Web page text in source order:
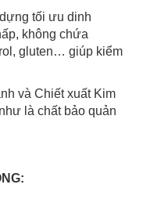
tối ưu dinh
không chứa
gluten… giúp kiểm
và Chiết xuất Kim
là chất bảo quản